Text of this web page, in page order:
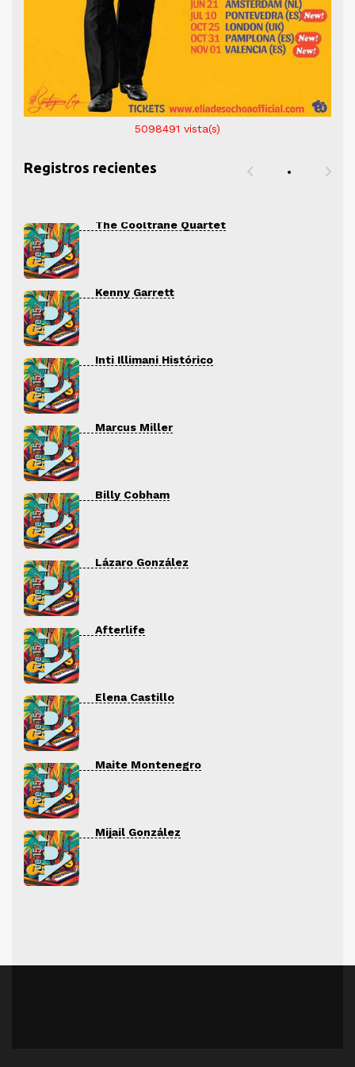
5098491 vista(s)
Registros recientes
The Cooltrane Quartet
Kenny Garrett
Inti Illimani Histórico
Marcus Miller
Billy Cobham
Lázaro González
Afterlife
Elena Castillo
Maite Montenegro
Mijail González